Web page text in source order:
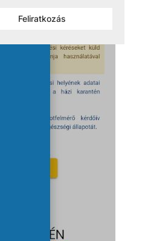
Feliratkozás